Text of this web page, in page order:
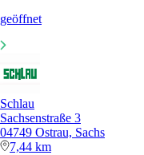
geöffnet
Schlau
Sachsenstraße 3
04749 Ostrau, Sachs
7,44 km